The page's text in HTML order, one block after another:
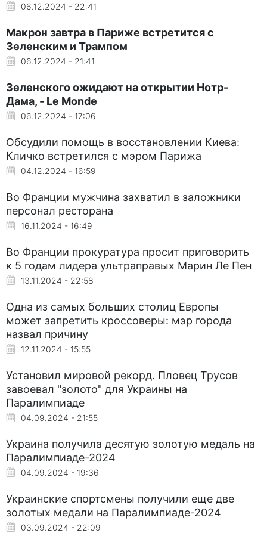
06.12.2024 - 22:41
Макрон завтра в Париже встретится с
Зеленским и Трампом
06.12.2024 - 21:41
Зеленского ожидают на открытии Нотр-
Дама, - Le Monde
06.12.2024 - 17:06
Обсудили помощь в восстановлении Киева:
Кличко встретился с мэром Парижа
04.12.2024 - 16:59
Во Франции мужчина захватил в заложники
персонал ресторана
16.11.2024 - 16:49
Во Франции прокуратура просит приговорить
к 5 годам лидера ультраправых Марин Ле Пен
13.11.2024 - 22:58
Одна из самых больших столиц Европы
может запретить кроссоверы: мэр города
назвал причину
12.11.2024 - 15:55
Установил мировой рекорд. Пловец Трусов
завоевал "золото" для Украины на
Паралимпиаде
04.09.2024 - 21:55
Украина получила десятую золотую медаль на
Паралимпиаде-2024
04.09.2024 - 19:36
Украинские спортсмены получили еще две
золотых медали на Паралимпиаде-2024
03.09.2024 - 22:09